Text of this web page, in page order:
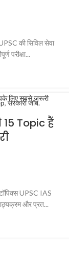
की सिविल सेवा
परीक्षा...
,सरकारी जॉब.
Topic हैं
UPSC IAS
और प्रत...